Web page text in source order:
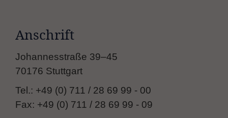
Anschrift
Johannesstraße 39–45
70176 Stuttgart
Tel.: +49 (0) 711 / 28 69 99 - 00
Fax: +49 (0) 711 / 28 69 99 - 09